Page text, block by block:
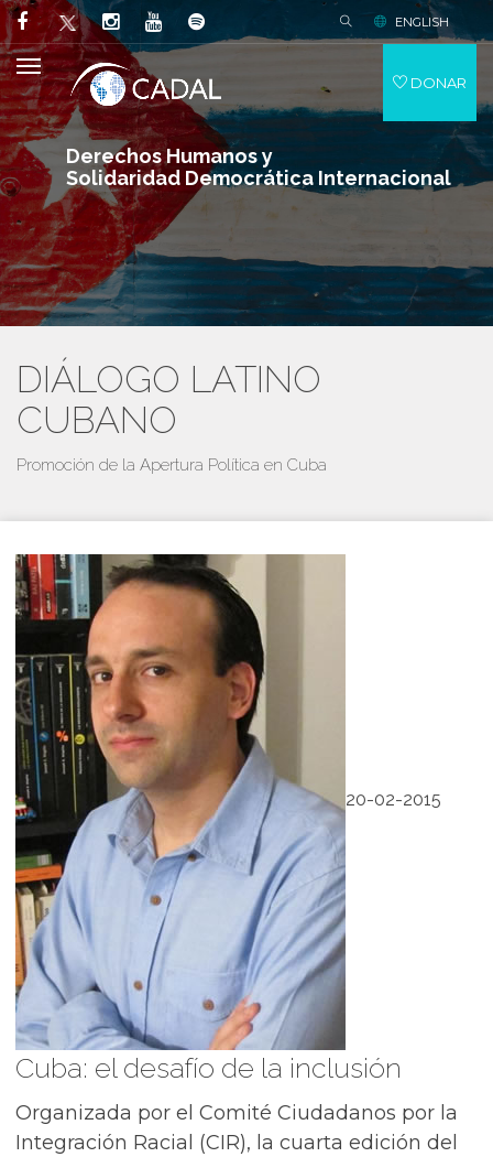
Derechos Humanos y
Solidaridad Democrática Internacional
ENGLISH
DONAR
DIÁLOGO LATINO
CUBANO
Promoción de la Apertura Política en Cuba
20-02-2015
Cuba: el desafío de la inclusión
Organizada por el Comité Ciudadanos por la
Integración Racial (CIR), la cuarta edición del